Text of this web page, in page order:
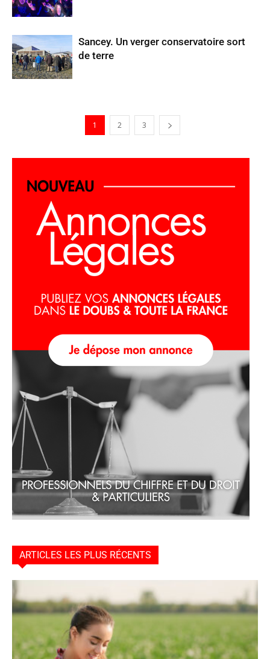
Sancey. Un verger conservatoire sort
de terre
1 2 3
ARTICLES LES PLUS RÉCENTS